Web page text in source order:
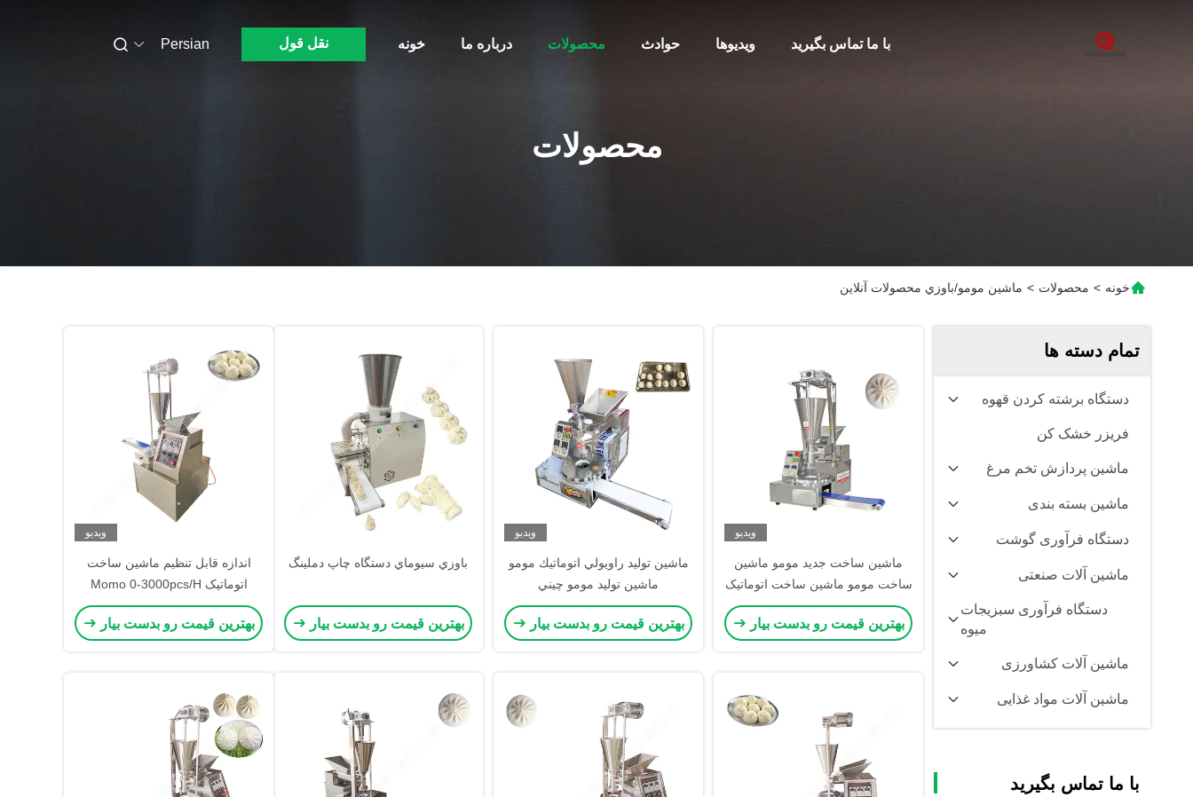
خونه درباره ما محصولات حوادث ویدیوها با ما تماس بگیرید نقل قول Persian
محصولات
خونه > محصولات > ماشين مومو/باوزي محصولات آنلاین
تمام دسته ها
دستگاه برشته کردن قهوه
فریزر خشک کن
ماشین پردازش تخم مرغ
ماشین بسته بندی
دستگاه فرآوری گوشت
ماشین آلات صنعتی
دستگاه فرآوری سبزیجات
میوه
ماشین آلات کشاورزی
ماشین آلات مواد غذایی
با ما تماس بگیرید
ویدیو
ماشین ساخت جدید مومو ماشین
ساخت مومو ماشین ساخت اتوماتیک
مومو ماشین ساخت راویولی
بهترین قیمت رو بدست بیار
ویدیو
ماشين توليد راويولي اتوماتيك مومو
ماشين توليد مومو چيني
بهترین قیمت رو بدست بیار
باوزي سيوماي دستگاه چاپ دملينگ
بهترین قیمت رو بدست بیار
ویدیو
اندازه قابل تنظیم ماشین ساخت
اتوماتیک Momo 0-3000pcs/H
ماشین ساخت Momo
بهترین قیمت رو بدست بیار